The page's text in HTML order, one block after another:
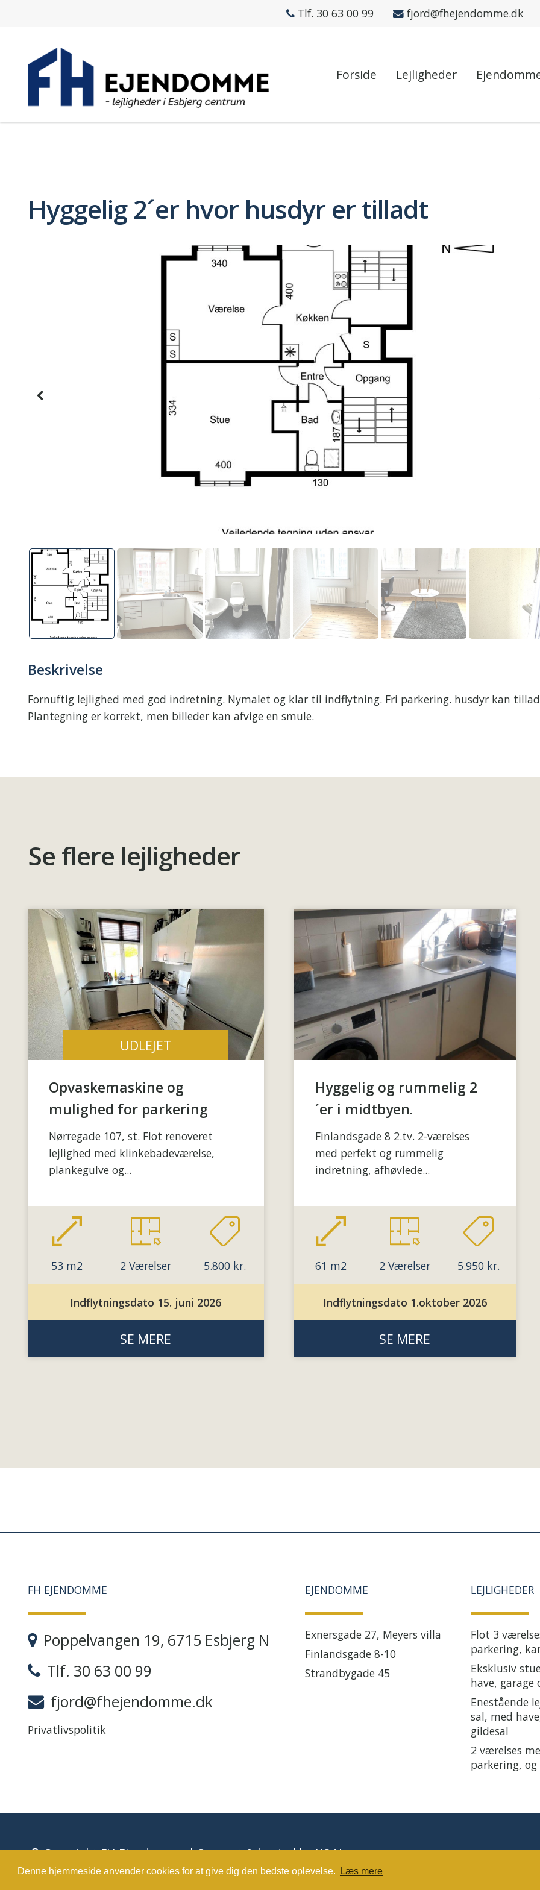
Denne hjemmeside anvender cookies for at give dig den bedste oplevelse. Læs mere
Tlf. 30 63 00 99 fjord@fhejendomme.dk
Forside Lejligheder
Hyggelig 2´er hvor husdyr er tilladt
Beskrivelse
Fornuftig lejlighed med god indretning. Nymalet og klar til indflytning. Fri parkering. husdyr kan
Plantegning er korrekt, men billeder kan afvige en smule.
Se flere lejligheder
UDLEJET
Opvaskemaskine og
mulighed for parkering
Nørregade 107, st. Flot renoveret
lejlighed med klinkebadeværelse,
plankegulve og...
53 m2 2 Værelser 5.800 kr.
Indflytningsdato 15. juni 2026
SE MERE
Hyggelig og rummelig 2
´er i midtbyen.
Finlandsgade 8 2.tv. 2-værelses
med perfekt og rummelig
indretning, afhøvlede...
61 m2 2 Værelser 5.950 kr.
Indflytningsdato 1.oktober 2026
SE MERE
FH EJENDOMME
Poppelvangen 19, 6715 Esbjerg N
Tlf. 30 63 00 99
fjord@fhejendomme.dk
Privatlivspolitik
EJENDOMME
Exnersgade 27, Meyers villa
Finlandsgade 8-10
Strandbygade 45
LEJLIGHEDER
Flot 3
parkering,
Eksklusiv
have, garage
Enestående
sal, med
gildesal
2 værelses
parkering,
© Copyright FH Ejendomme | Support & hosted byKOAL